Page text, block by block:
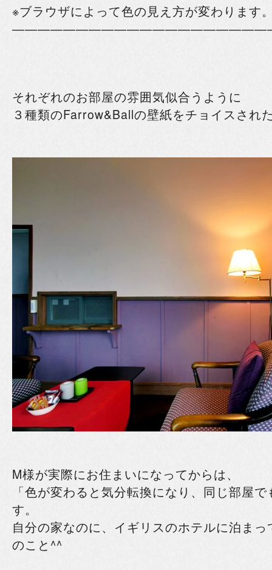
※ブラウザによって色の見え方が変わります
それぞれのお部屋の雰囲気似合うように
３種類のFarrow&Ballの壁紙をチョイスされ
M様が実際にお住まいになってからは、
「色が変わると気分転換になり、同じ部屋
す。
自分の家なのに、イギリスのホテルに泊ま
のこと^^